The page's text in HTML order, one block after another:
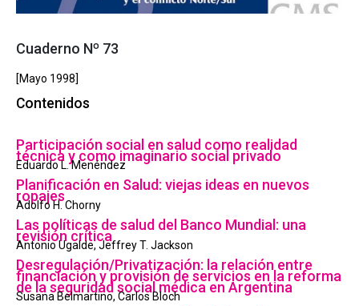
Cuaderno Nº 73
[Mayo 1998]
Contenidos
Participación social en salud como realidad
técnica y como imaginario social privado
Eduardo L. Menéndez
Planificación en Salud: viejas ideas en nuevos
ropajes
Adolfo H. Chorny
Las políticas de salud del Banco Mundial: una
revisión crítica
Antonio Ugalde, Jeffrey T. Jackson
Desregulación/Privatización: la relación entre
financiación y provisión de servicios en la reforma
de la seguridad social médica en Argentina
Susana Belmartino, Carlos Bloch